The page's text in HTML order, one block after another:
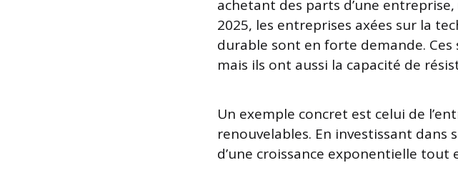
achetant des parts d’une
2025, les entreprises axées sur la
durable sont en forte demande.
mais ils ont aussi la capacité de
Un exemple concret est celui de
renouvelables. En investissant
d’une croissance exponentielle